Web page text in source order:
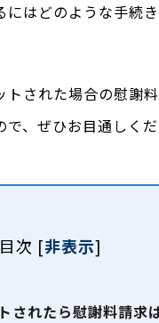
はどのような手続
された場合の慰謝
、ぜひお目通しくだ
目次 [非表示]
されたら慰謝料請求